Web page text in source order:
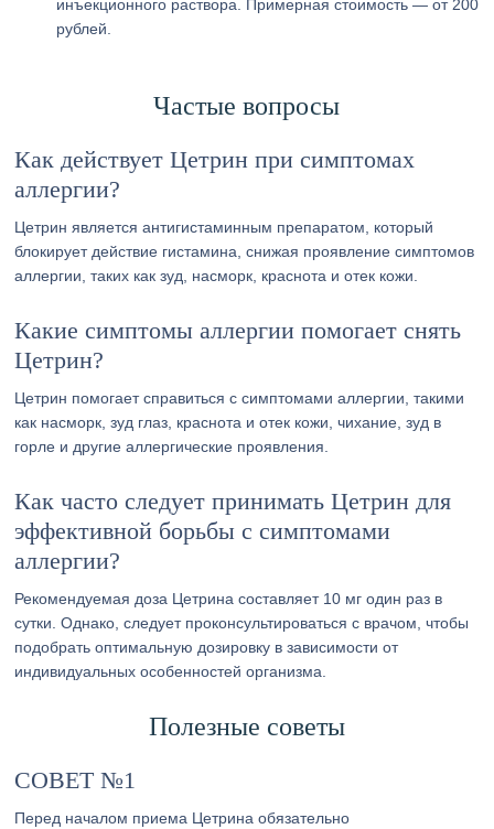
инъекционного раствора. Примерная стоимость — от 200
рублей.
Частые вопросы
Как действует Цетрин при симптомах
аллергии?
Цетрин является антигистаминным препаратом, который
блокирует действие гистамина, снижая проявление симптомов
аллергии, таких как зуд, насморк, краснота и отек кожи.
Какие симптомы аллергии помогает снять
Цетрин?
Цетрин помогает справиться с симптомами аллергии, такими
как насморк, зуд глаз, краснота и отек кожи, чихание, зуд в
горле и другие аллергические проявления.
Как часто следует принимать Цетрин для
эффективной борьбы с симптомами
аллергии?
Рекомендуемая доза Цетрина составляет 10 мг один раз в
сутки. Однако, следует проконсультироваться с врачом, чтобы
подобрать оптимальную дозировку в зависимости от
индивидуальных особенностей организма.
Полезные советы
СОВЕТ №1
Перед началом приема Цетрина обязательно